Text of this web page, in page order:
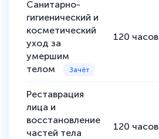
Санитарно-
гигиенический и
косметический
уход за
умершим
телом
120 часов
Реставрация
лица и
восстановление
частей тела
120 часов